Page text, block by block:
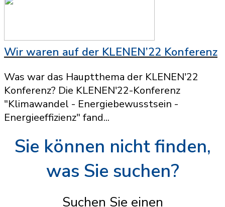
Wir waren auf der KLENEN’22 Konferenz
Was war das Hauptthema der KLENEN'22
Konferenz? Die KLENEN'22-Konferenz
"Klimawandel - Energiebewusstsein -
Energieeffizienz" fand...
Sie können nicht finden,
was Sie suchen?
Suchen Sie einen